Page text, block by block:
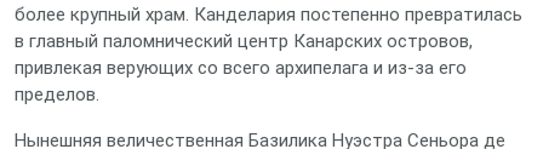
более крупный храм. Канделария постепенно превратилась
в главный паломнический центр Канарских островов,
привлекая верующих со всего архипелага и из-за его
пределов.
Нынешняя величественная Базилика Нуэстра Сеньора де